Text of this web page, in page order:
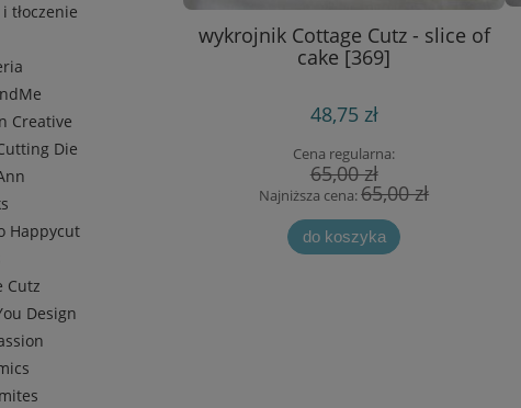
tłoczenie
Creative
Die
Happycut
Cutz
Design
wykrojnik Cottage Cutz - slice of
cake [369]
48,75 zł
Cena regularna:
65,00 zł
Najniższa cena:65,00 zł
do koszyka